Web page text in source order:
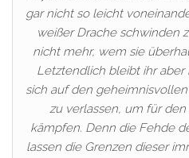
gar nicht so leicht
weißer Drache schwinden
nicht mehr, wem sie
Letztendlich bleibt ihr aber
sich auf den
zu verlassen, um für
kämpfen. Denn die Fehde
lassen die Grenzen dieser